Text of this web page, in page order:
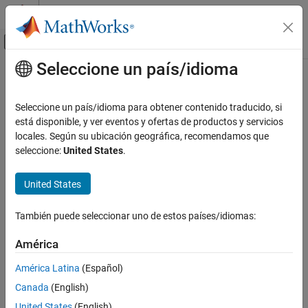
Saltar al contenido
Mostrar/ocultar menú de navegación
Inicio de Documentación
Interpolación
EN ESTA PÁGINA
Sintaxis
Descripción
Argumentos de entrada
Argumentos de salida
Contenido principal
interp1
Interpolación de datos 1D (búsqueda en tabla)
contraer todo en la página
vq = interp1(x,v,xq)
vq = interp1(x,v,xq,method,extrapolation)
vq = interp1(v,xq,method)
vq = interp1(v,xq,method,extrapolation)
Descripción
Seleccione un país/idioma
Seleccione un país/idioma para obtener contenido traducido, si
está disponible, y ver eventos y ofertas de productos y servicios
locales. Según su ubicación geográfica, recomendamos que
seleccione:United States.
United States
También puede seleccionar uno de estos países/idiomas:
América
América Latina (Español)
Canada (English)